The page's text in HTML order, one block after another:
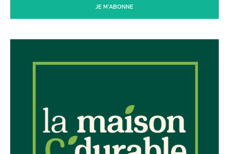
JE M'ABONNE